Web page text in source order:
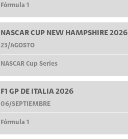
Fórmula 1
NASCAR CUP NEW HAMPSHIRE 2026
23/AGOSTO
NASCAR Cup Series
F1 GP DE ITALIA 2026
06/SEPTIEMBRE
Fórmula 1